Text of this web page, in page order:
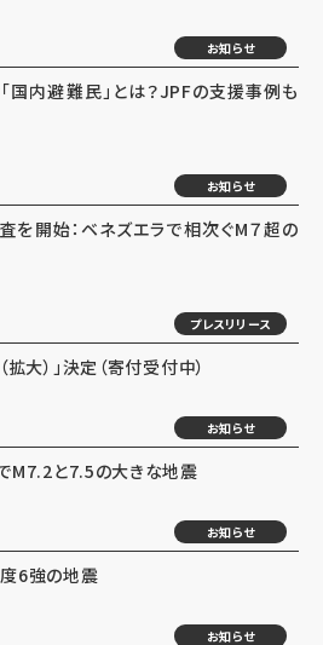
お知らせ
国内避難民」とは？JPFの支援事例も
お知らせ
を開始：ベネズエラで相次ぐM７超の
プレスリリース
大）」決定（寄付受付中）
お知らせ
M7.2と7.5の大きな地震
お知らせ
度6強の地震
お知らせ